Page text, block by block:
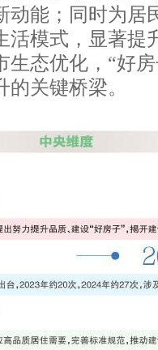
动能；同时为居
活模式，显著提
生态优化，“好
关键桥梁。